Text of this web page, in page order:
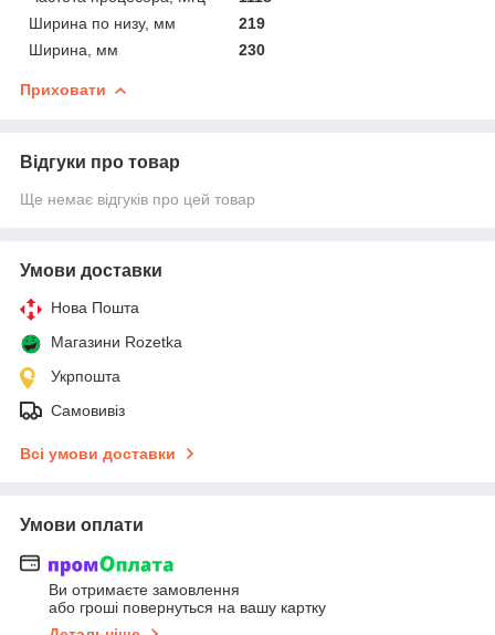
Ширина по низу, мм
219
Ширина, мм
230
Приховати
Відгуки про товар
Ще немає відгуків про цей товар
Умови доставки
Нова Пошта
Магазини Rozetka
Укрпошта
Самовивіз
Всі умови доставки
Умови оплати
Ви отримаєте замовлення
або гроші повернуться на вашу картку